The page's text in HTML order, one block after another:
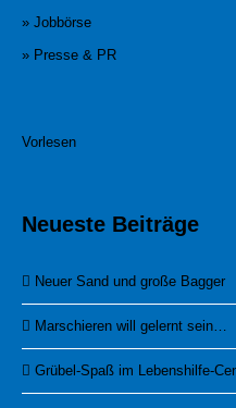
» Jobbörse
» Presse & PR
Vorlesen
Neueste Beiträge
Neuer Sand und große Bagger
Marschieren will gelernt sein…
Grübel-Spaß im Lebenshilfe-